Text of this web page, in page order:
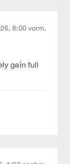
8:00 vorm.
gain full